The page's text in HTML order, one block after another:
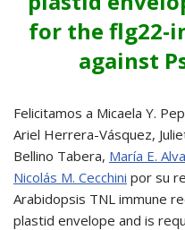
for the flg22-
against
Felicitamos a Micaela Y.
Ariel Herrera-Vásquez,
Bellino Tabera, María E.
Nicolás M. Cecchini por su
Arabidopsis TNL immune
plastid envelope and is